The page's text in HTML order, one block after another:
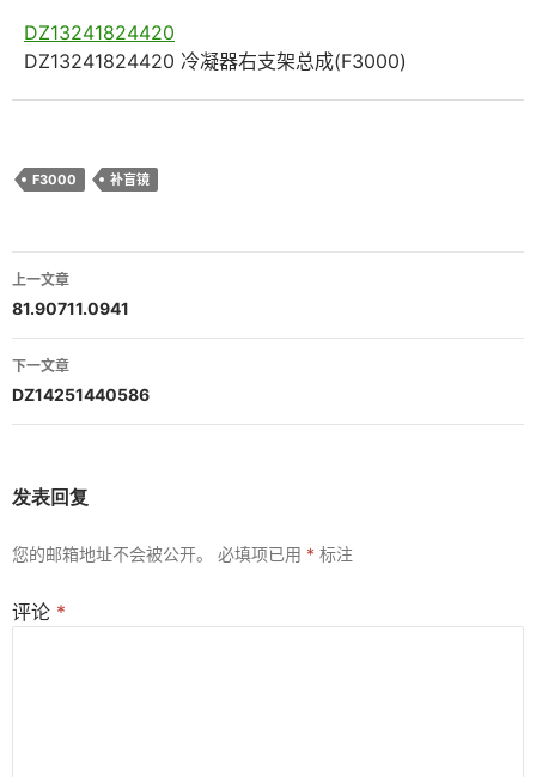
DZ13241824420
DZ13241824420 冷凝器右支架总成(F3000)
F3000 补盲镜
文
章
导
航
上一文章
81.90711.0941
下一文章
DZ14251440586
发表回复
您的邮箱地址不会被公开。 必填项已用 * 标注
评论 *